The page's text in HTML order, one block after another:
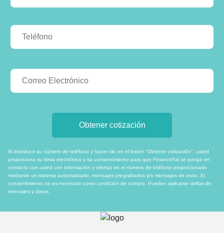
Al introducir su número de teléfono y hacer clic en el botón "Obtener cotización", usted
proporciona su firma electrónica y su consentimiento para que FinancePal se ponga en
contacto con usted con información y ofertas en el número de teléfono proporcionado
mediante un sistema automatizado, mensajes pregrabados y/o mensajes de texto. El
consentimiento no es necesario como condición de compra. Pueden aplicarse tarifas de
mensajes y datos.